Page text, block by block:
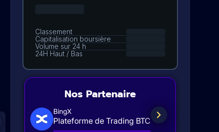
Nos Partenaire
BingX
Plateforme de Trading BTC